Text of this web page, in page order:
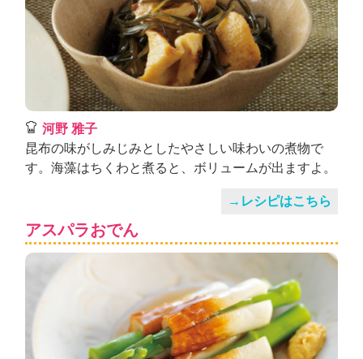
河野 雅子
昆布の味がしみじみとしたやさしい味わいの煮物で
す。海藻はちくわと煮ると、ボリュームが出ますよ。
→レシピはこちら
アスパラおでん